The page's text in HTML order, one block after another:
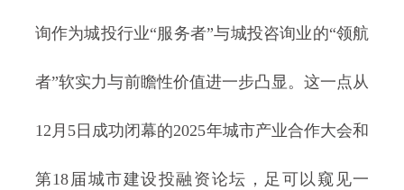
询作为城投行业“服务者”与城投咨询业的“领航
者”软实力与前瞻性价值进一步凸显。这一点从
12月5日成功闭幕的2025年城市产业合作大会和
第18届城市建设投融资论坛，足可以窥见一